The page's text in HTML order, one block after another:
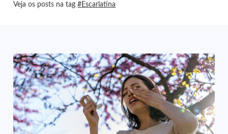
Veja os posts na tag#Escarlatina